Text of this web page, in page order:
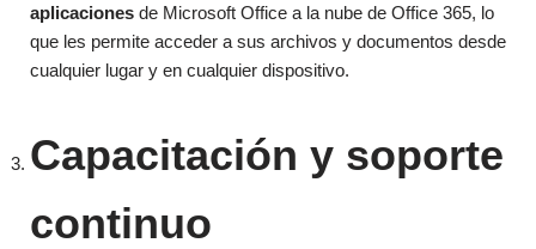
aplicaciones de Microsoft Office a la nube de Office 365, lo
que les permite acceder a sus archivos y documentos desde
cualquier lugar y en cualquier dispositivo.
Capacitación y soporte
continuo